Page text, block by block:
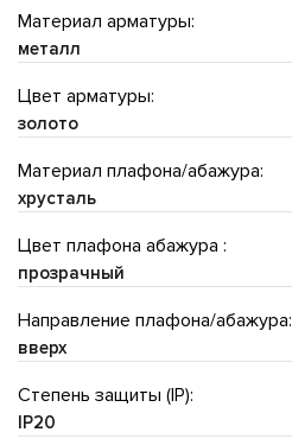
Материал арматуры:
металл
Цвет арматуры:
золото
Материал плафона/абажура:
хрусталь
Цвет плафона абажура :
прозрачный
Направление плафона/абажура:
вверх
Степень защиты (IP):
IP20